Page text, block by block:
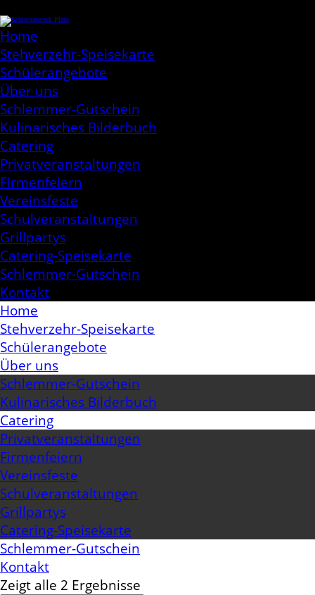
content
Home
Stehverzehr-Speisekarte
Schülerangebote
Über uns
Schlemmer-Gutschein
Kulinarisches Bilderbuch
Catering
Privatveranstaltungen
Firmenfeiern
Vereinsfeste
Schulveranstaltungen
Grillpartys
Catering-Speisekarte
Schlemmer-Gutschein
Kontakt
Home
Stehverzehr-Speisekarte
Schülerangebote
Über uns
Schlemmer-Gutschein
Kulinarisches Bilderbuch
Catering
Privatveranstaltungen
Firmenfeiern
Vereinsfeste
Schulveranstaltungen
Grillpartys
Catering-Speisekarte
Schlemmer-Gutschein
Kontakt
Zeigt alle 2 Ergebnisse